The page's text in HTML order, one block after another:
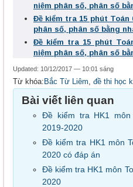
niệm phân số, phân số
Đề kiểm tra 15 phút Toán
phân số, phân số bằng
Đề kiểm tra 15 phút
niệm phân số, phân số
Updated: 10/12/2017 — 10:01 sáng
Từ khóa:Bắc Từ Liêm đề thi học
Bài viết liên quan
Đề kiểm tra HK1
2019-2020
Đề kiểm tra HK1 môn
2020 có đáp án
Đề kiểm tra HK1 môn
2020